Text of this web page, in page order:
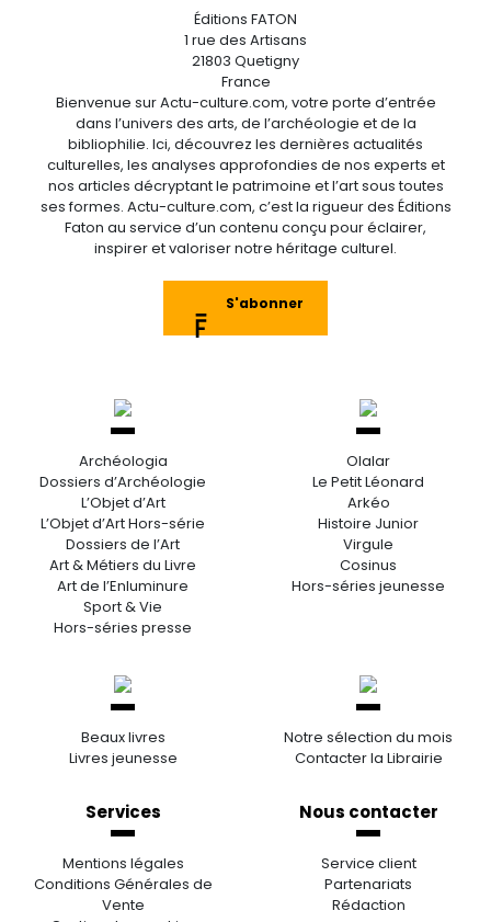
Éditions FATON
1 rue des Artisans
21803 Quetigny
France
Bienvenue sur Actu-culture.com, votre porte d’entrée
dans l’univers des arts, de l’archéologie et de la
bibliophilie. Ici, découvrez les dernières actualités
culturelles, les analyses approfondies de nos experts et
nos articles décryptant le patrimoine et l’art sous toutes
ses formes. Actu-culture.com, c’est la rigueur des Éditions
Faton au service d’un contenu conçu pour éclairer,
inspirer et valoriser notre héritage culturel.
S'abonner
Archéologia
Dossiers d’Archéologie
L’Objet d’Art
L’Objet d’Art Hors-série
Dossiers de l’Art
Art & Métiers du Livre
Art de l’Enluminure
Sport & Vie
Hors-séries presse
Olalar
Le Petit Léonard
Arkéo
Histoire Junior
Virgule
Cosinus
Hors-séries jeunesse
Beaux livres
Livres jeunesse
Notre sélection du mois
Contacter la Librairie
Services
Mentions légales
Conditions Générales de
Vente
Nous contacter
Service client
Partenariats
Rédaction